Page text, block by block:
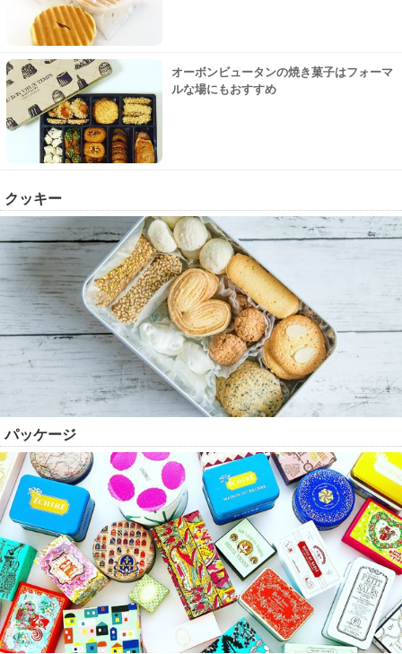
オーボンビュータンの焼き菓子はフォーマ
ルな場にもおすすめ
クッキー
パッケージ